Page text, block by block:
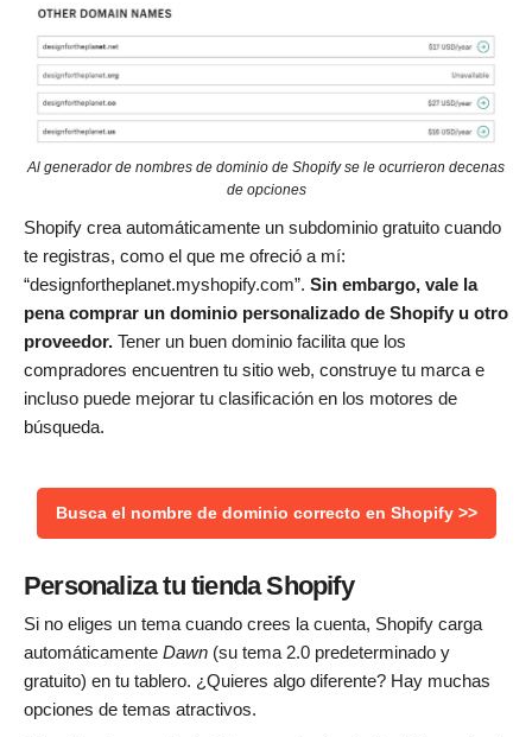
Al generador de nombres de dominio de Shopify se le ocurrieron decenas
de opciones
Shopify crea automáticamente un subdominio gratuito cuando
te registras, como el que me ofreció a mí:
“designfortheplanet.myshopify.com”. Sin embargo, vale la
pena comprar un dominio personalizado de Shopify u otro
proveedor. Tener un buen dominio facilita que los
compradores encuentren tu sitio web, construye tu marca e
incluso puede mejorar tu clasificación en los motores de
búsqueda.
Busca el nombre de dominio correcto en Shopify >>
Personaliza tu tienda Shopify
Si no eliges un tema cuando crees la cuenta, Shopify carga
automáticamente Dawn (su tema 2.0 predeterminado y
gratuito) en tu tablero. ¿Quieres algo diferente? Hay muchas
opciones de temas atractivos.